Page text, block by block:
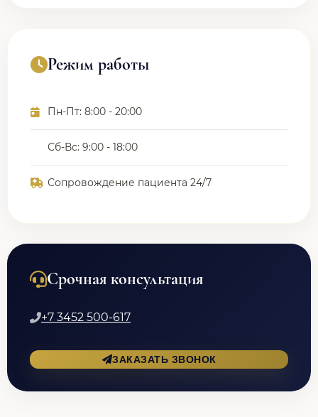
Режим работы
Пн-Пт: 8:00 - 20:00
Сб-Вс: 9:00 - 18:00
Сопровождение пациента 24/7
Срочная консультация
+7 3452 500-617
ЗАКАЗАТЬ ЗВОНОК